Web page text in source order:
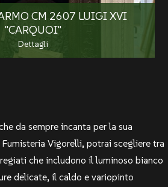
CM 2607 LUIGI XVI
"CARQUOI"
Dettagli
da sempre incanta per la sua
Vigorelli, potrai scegliere tra
che includono il luminoso bianco
delicate, il caldo e variopinto